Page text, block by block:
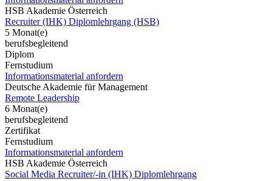
HSB Akademie Österreich
Recruiter (IHK) Diplomlehrgang (HSB)
5 Monat(e)
berufsbegleitend
Diplom
Fernstudium
Informationsmaterial anfordern
Deutsche Akademie für Management
Remote Leadership
6 Monat(e)
berufsbegleitend
Zertifikat
Fernstudium
Informationsmaterial anfordern
HSB Akademie Österreich
Social Media Recruiter/-in (IHK) Diplomlehrgang